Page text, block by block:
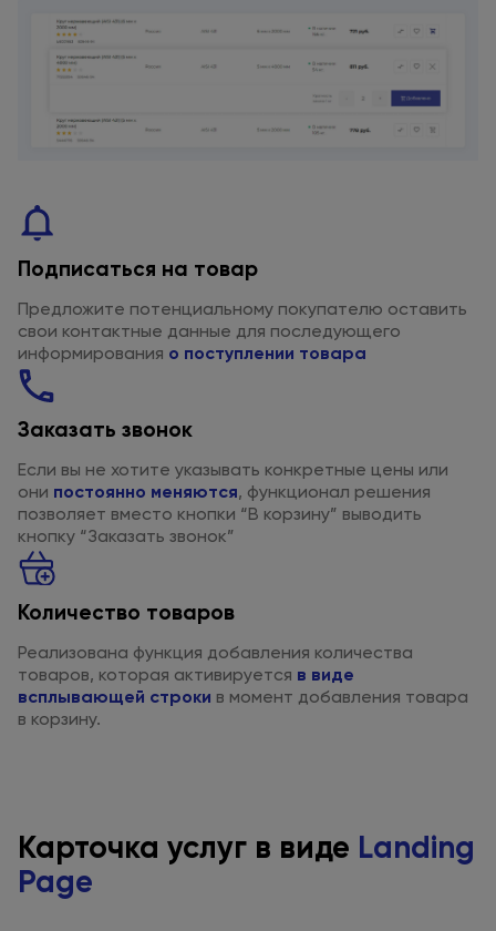
Подписаться на товар
Предложите потенциальному покупателю оставить
свои контактные данные для последующего
информирования о поступлении товара
Заказать звонок
Если вы не хотите указывать конкретные цены или
они постоянно меняются, функционал решения
позволяет вместо кнопки “В корзину” выводить
кнопку “Заказать звонок”
Количество товаров
Реализована функция добавления количества
товаров, которая активируется в виде
всплывающей строки в момент добавления товара
в корзину.
Карточка услуг в виде Landing
Page